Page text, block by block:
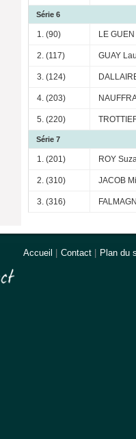
Série 6
1. (90) LE
2. (117) GUAY
3. (124)
4. (203)
5. (220)
Série 7
1. (201) ROY
2. (310) JACOB
3. (316)
Accueil Contact Plan du